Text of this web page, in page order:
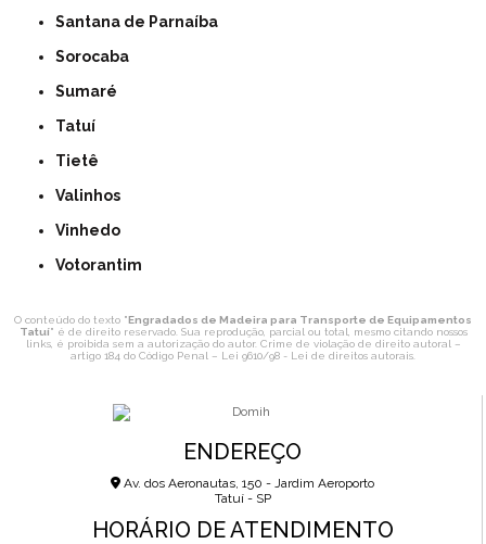
Santana de Parnaíba
Sorocaba
Sumaré
Tatuí
Tietê
Valinhos
Vinhedo
Votorantim
O conteúdo do texto "Engradados de Madeira para Transporte de Equipamentos
Tatuí" é de direito reservado. Sua reprodução, parcial ou total, mesmo citando nossos
links, é proibida sem a autorização do autor. Crime de violação de direito autoral –
artigo 184 do Código Penal – Lei 9610/98 - Lei de direitos autorais
ENDEREÇO
Av. dos Aeronautas, 150 - Jardim Aeroporto
Tatuí - SP
HORÁRIO DE ATENDIMENTO